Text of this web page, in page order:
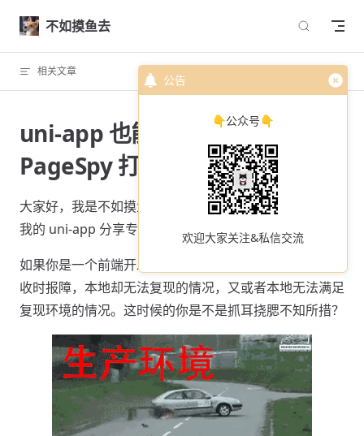
公告
👇公众号👇
欢迎大家关注&私信交流
Skip to content
不如摸鱼去
相关文章 回到顶部
uni-app 也能远程调试？使用
PageSpy 打开调试的新大门！
大家好，我是不如摸鱼去，wot-ui 的“主理人”，欢迎来到
我的 uni-app 分享专栏。
如果你是一个前端开发，我想你肯定经历过测试、项目验
收时报障，本地却无法复现的情况，又或者本地无法满足
复现环境的情况。这时候的你是不是抓耳挠腮不知所措？